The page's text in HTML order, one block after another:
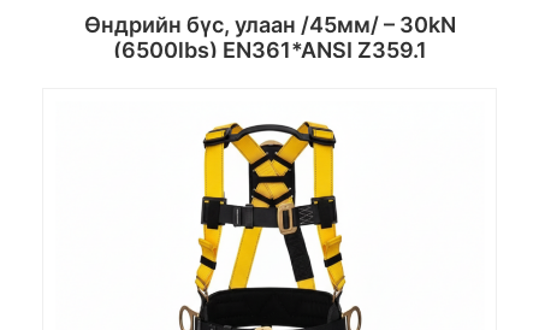
Өндрийн бүс, улаан /45мм/ – 30kN
(6500lbs) EN361*ANSI Z359.1
Сагсанд хийх